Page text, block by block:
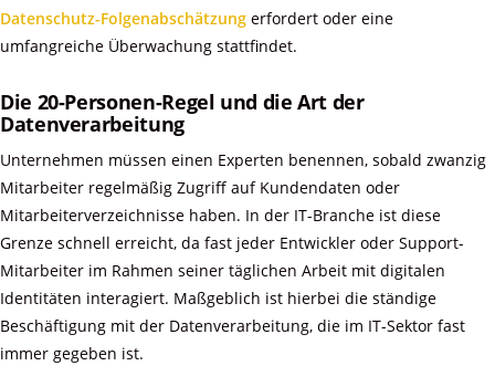
Datenschutz-Folgenabschätzung erfordert oder eine
umfangreiche Überwachung stattfindet.
Die 20-Personen-Regel und die Art der
Datenverarbeitung
Unternehmen müssen einen Experten benennen, sobald zwanzig
Mitarbeiter regelmäßig Zugriff auf Kundendaten oder
Mitarbeiterverzeichnisse haben. In der IT-Branche ist diese
Grenze schnell erreicht, da fast jeder Entwickler oder Support-
Mitarbeiter im Rahmen seiner täglichen Arbeit mit digitalen
Identitäten interagiert. Maßgeblich ist hierbei die ständige
Beschäftigung mit der Datenverarbeitung, die im IT-Sektor fast
immer gegeben ist.